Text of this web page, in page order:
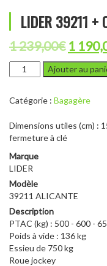
LIDER 39211 +
1 239,00€ Le
prix
initial
était :
1
quantité
de
39211
CAPOT
Ajouter au
Catégorie : Bagagère
Dimensions utiles (cm) :
fermeture à clé
Marque
LIDER
Modèle
39211 ALICANTE
Description
PTAC (kg) : 500 - 600 -
Poids à vide : 136 kg
Essieu de 750 kg
Roue jockey